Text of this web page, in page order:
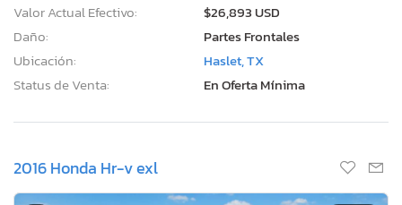
Valor Actual Efectivo:
$26,893 USD
Daño:
Partes Frontales
Ubicación:
Haslet, TX
Status de Venta:
En Oferta Mínima
2016 Honda Hr-v exl